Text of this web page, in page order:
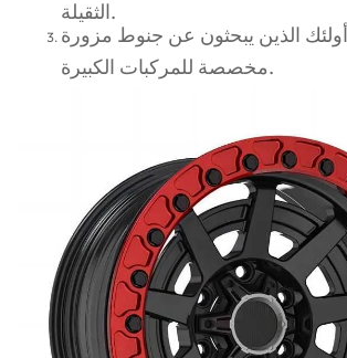
أولئك الذين يبحثون عن جنوط مزورة OEM أو ODM